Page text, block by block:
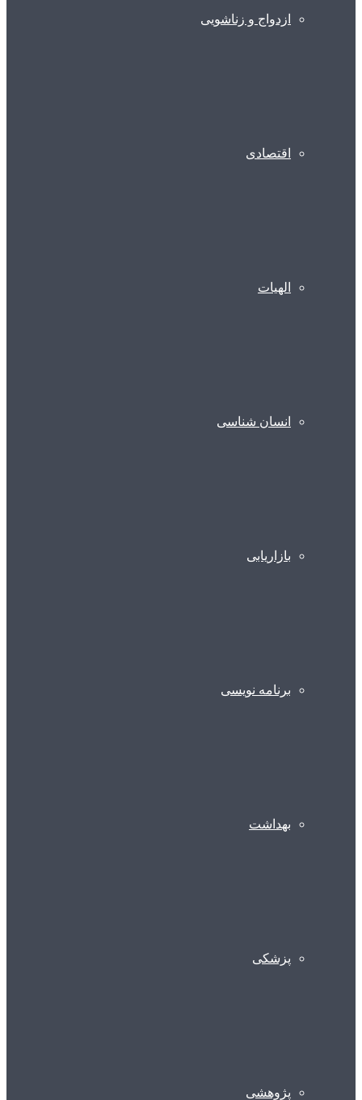
ازدواج و زناشویی
اقتصادی
الهیات
انسان شناسی
بازاریابی
برنامه نویسی
بهداشت
پزشکی
پژوهشی